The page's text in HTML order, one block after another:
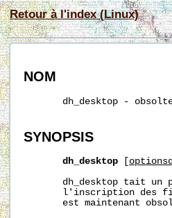
Retour à l'index (Linux)
NOM
dh_desktop -
SYNOPSIS
dh_desktop
dh_desktop tait un
l'inscription des
est maintenant